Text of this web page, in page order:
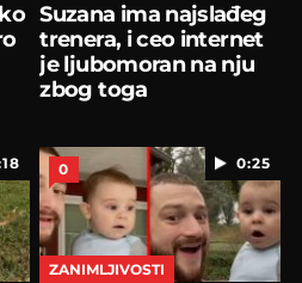
Suzana ima najslađeg
trenera, i ceo internet
je ljubomoran na nju
zbog toga
0:25
0
ZANIMLJIVOSTI